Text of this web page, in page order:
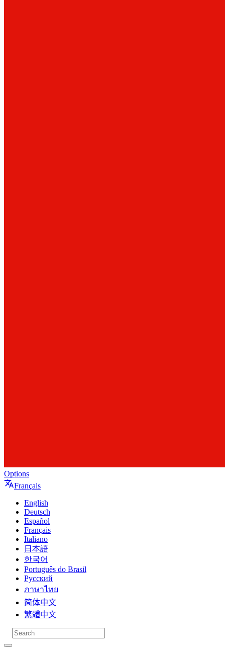
Options
Français
English
Deutsch
Español
Français
Italiano
日本語
한국어
Português do Brasil
Русский
ภาษาไทย
简体中文
繁體中文